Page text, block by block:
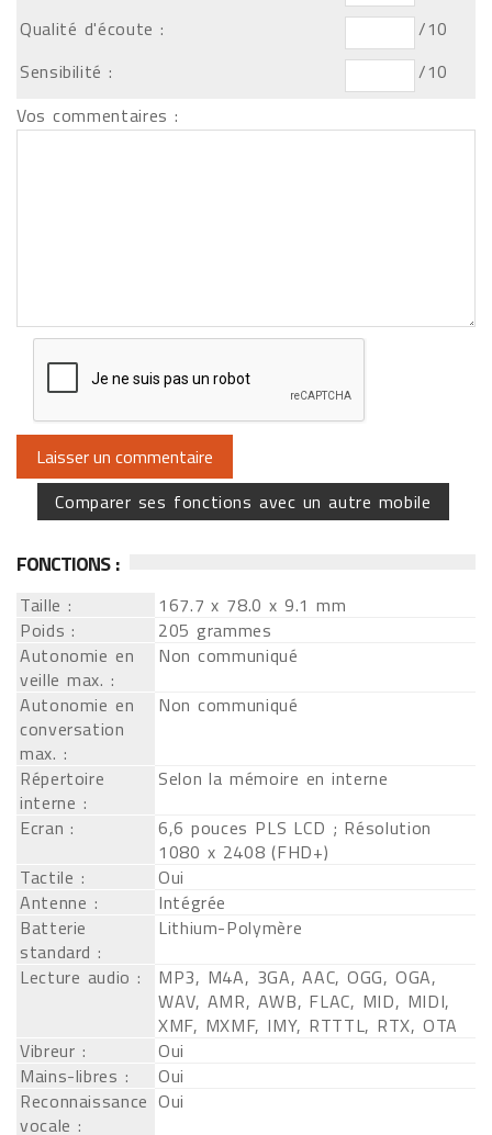
Qualité d'écoute :
/10
Sensibilité :
/10
Vos commentaires :
Comparer ses fonctions avec un autre mobile
FONCTIONS :
Taille :
167.7 x 78.0 x 9.1 mm
Poids :
205 grammes
Autonomie en
veille max. :
Non communiqué
Autonomie en
conversation
max. :
Non communiqué
Répertoire
interne :
Selon la mémoire en interne
Ecran :
6,6 pouces PLS LCD ; Résolution
1080 x 2408 (FHD+)
Tactile :
Oui
Antenne :
Intégrée
Batterie
standard :
Lithium-Polymère
Lecture audio :
MP3, M4A, 3GA, AAC, OGG, OGA,
WAV, AMR, AWB, FLAC, MID, MIDI,
XMF, MXMF, IMY, RTTTL, RTX, OTA
Vibreur :
Oui
Mains-libres :
Oui
Reconnaissance
vocale :
Oui